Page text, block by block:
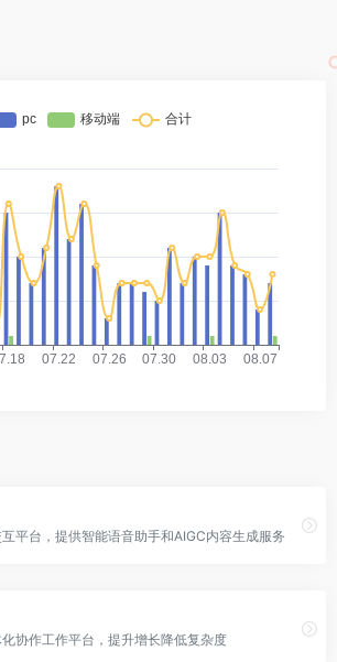
平台，提供智能语音助手和AIGC内容生成服务
协作工作平台，提升增长降低复杂度